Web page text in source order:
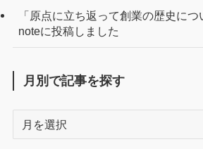
「原点に立ち返って創業の歴史に
noteに投稿しました
月別で記事を探す